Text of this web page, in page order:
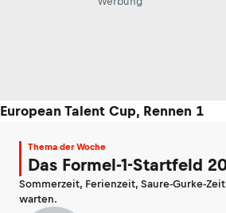
European Talent Cup, Rennen 1
Thema der Woche
Das Formel-1-Startfeld
Sommerzeit, Ferienzeit, Saure-Gurke-
warten.